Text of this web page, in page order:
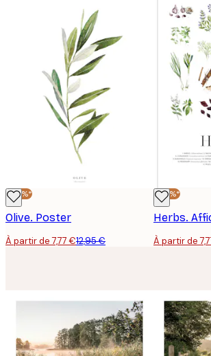
-40%*
Olive. Poster
À partir de 7,77 €12,95 €
-40%*
Herbs.
À partir de